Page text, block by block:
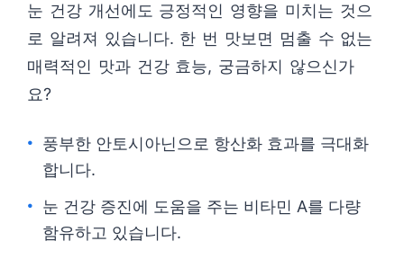
눈 건강 개선에도 긍정적인 영향을 미치는 것으
로 알려져 있습니다. 한 번 맛보면 멈출 수 없는
매력적인 맛과 건강 효능, 궁금하지 않으신가
요?
풍부한 안토시아닌으로 항산화 효과를 극대화
합니다.
눈 건강 증진에 도움을 주는 비타민 A를 다량
함유하고 있습니다.